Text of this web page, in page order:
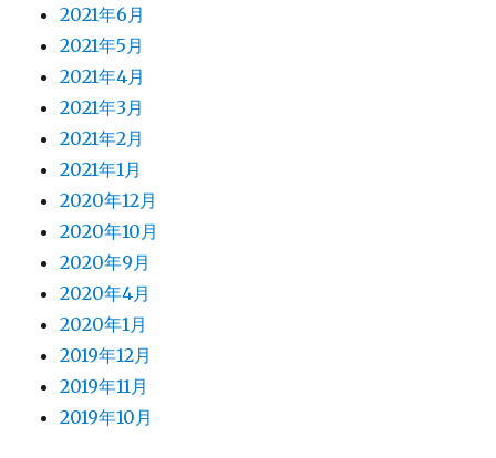
2021年6月
2021年5月
2021年4月
2021年3月
2021年2月
2021年1月
2020年12月
2020年10月
2020年9月
2020年4月
2020年1月
2019年12月
2019年11月
2019年10月